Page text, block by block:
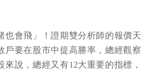
也會飛」！證期雙分析師的報價天
戶要在股市中提高勝率，總經觀察
來說，總經又有12大重要的指標，